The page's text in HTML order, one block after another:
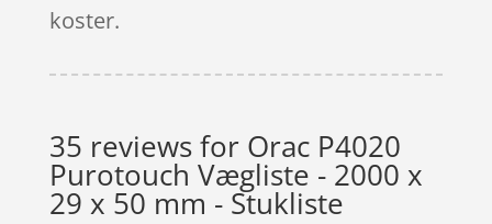
koster.
35 reviews for Orac P4020
Purotouch Vægliste - 2000 x
29 x 50 mm - Stukliste